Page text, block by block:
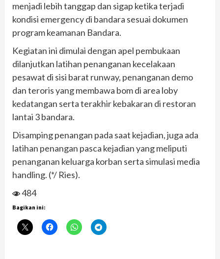
menjadi lebih tanggap dan sigap ketika terjadi
kondisi emergency di bandara sesuai dokumen
program keamanan Bandara.
Kegiatan ini dimulai dengan apel pembukaan
dilanjutkan latihan penanganan kecelakaan
pesawat di sisi barat runway, penanganan demo
dan teroris yang membawa bom di area loby
kedatangan serta terakhir kebakaran di restoran
lantai 3 bandara.
Disamping penangan pada saat kejadian, juga ada
latihan penangan pasca kejadian yang meliputi
penanganan keluarga korban serta simulasi media
handling. (*/ Ries).
484
Bagikan ini: